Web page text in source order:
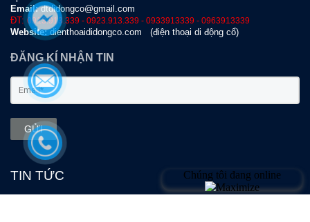
TIN TỨC
Email: dtdidongco@gmail.com
ĐT: 0913.913.339 - 0923.913.339 - 0933913339 - 0963913339
Website:dienthoaididongco.com (điện thoại di động cổ)
ĐĂNG KÍ NHẬN TIN
GỬI